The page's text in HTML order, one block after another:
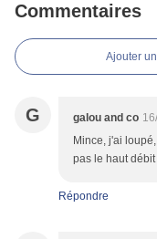
Commentaires
Ajouter
G galou and co
Mince, j'ai
pas le haut
Répondre